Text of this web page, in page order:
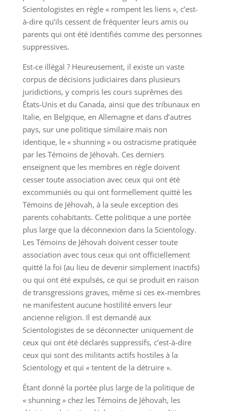
Scientologistes en règle « rompent les liens », c’est-
à-dire qu’ils cessent de fréquenter leurs amis ou
parents qui ont été identifiés comme des personnes
suppressives.
Est-ce illégal ? Heureusement, il existe un vaste
corpus de décisions judiciaires dans plusieurs
juridictions, y compris les cours suprêmes des
États-Unis et du Canada, ainsi que des tribunaux en
Italie, en Belgique, en Allemagne et dans d’autres
pays, sur une politique similaire mais non
identique, le « shunning » ou ostracisme pratiquée
par les Témoins de Jéhovah. Ces derniers
enseignent que les membres en règle doivent
cesser toute association avec ceux qui ont été
excommuniés ou qui ont formellement quitté les
Témoins de Jéhovah, à la seule exception des
parents cohabitants. Cette politique a une portée
plus large que la déconnexion dans la Scientology.
Les Témoins de Jéhovah doivent cesser toute
association avec tous ceux qui ont officiellement
quitté la foi (au lieu de devenir simplement inactifs)
ou qui ont été expulsés, ce qui se produit en raison
de transgressions graves, même si ces ex-membres
ne manifestent aucune hostilité envers leur
ancienne religion. Il est demandé aux
Scientologistes de se déconnecter uniquement de
ceux qui ont été déclarés suppressifs, c’est-à-dire
ceux qui sont des militants actifs hostiles à la
Scientology et qui « tentent de la détruire ».
Étant donné la portée plus large de la politique de
« shunning » chez les Témoins de Jéhovah, les